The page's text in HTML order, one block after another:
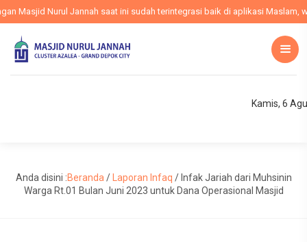
Masjid Nurul Jannah saat ini sudah terintegrasi baik di aplikasi Maslam,
Kamis, 6
Anda disini :Beranda / Laporan Infaq / Infak Jariah dari Muhsinin
Warga Rt.01 Bulan Juni 2023 untuk Dana Operasional Masjid